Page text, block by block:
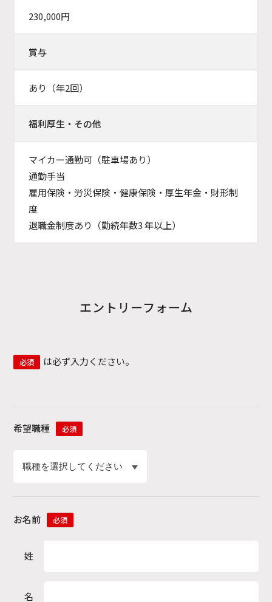
230,000円
賞与
あり（年2回）
福利厚生・その他
マイカー通勤可（駐車場あり）
通勤手当
雇用保険・労災保険・健康保険・厚生年金・財形制
度
退職金制度あり（勤続年数3 年以上）
エントリーフォーム
必須 は必ず入力ください。
希望職種 必須
お名前 必須
姓
名